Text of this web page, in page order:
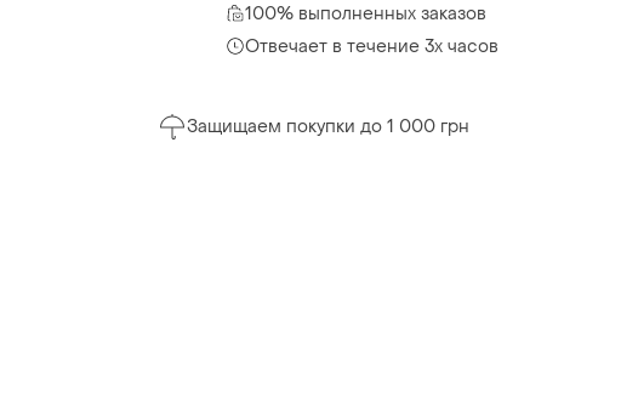
100% выполненных заказов
Отвечает в течение 3х часов
Защищаем покупки до 1 000 грн